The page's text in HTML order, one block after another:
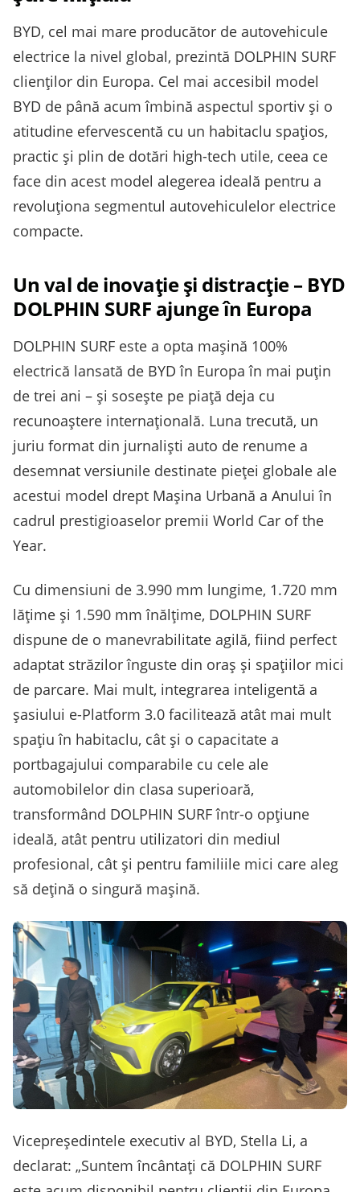
BYD, cel mai mare producător de autovehicule
electrice la nivel global, prezintă DOLPHIN SURF
clienților din Europa. Cel mai accesibil model
BYD de până acum îmbină aspectul sportiv și o
atitudine efervescentă cu un habitaclu spațios,
practic și plin de dotări high-tech utile, ceea ce
face din acest model alegerea ideală pentru a
revoluționa segmentul autovehiculelor electrice
compacte.
Un val de inovație și distracție – BYD
DOLPHIN SURF ajunge în Europa
DOLPHIN SURF este a opta mașină 100%
electrică lansată de BYD în Europa în mai puțin
de trei ani – și sosește pe piață deja cu
recunoaștere internațională. Luna trecută, un
juriu format din jurnaliști auto de renume a
desemnat versiunile destinate pieței globale ale
acestui model drept Mașina Urbană a Anului în
cadrul prestigioaselor premii World Car of the
Year.
Cu dimensiuni de 3.990 mm lungime, 1.720 mm
lățime și 1.590 mm înălțime, DOLPHIN SURF
dispune de o manevrabilitate agilă, fiind perfect
adaptat străzilor înguste din oraș și spațiilor mici
de parcare. Mai mult, integrarea inteligentă a
șasiului e-Platform 3.0 facilitează atât mai mult
spațiu în habitaclu, cât și o capacitate a
portbagajului comparabile cu cele ale
automobilelor din clasa superioară,
transformând DOLPHIN SURF într-o opțiune
ideală, atât pentru utilizatori din mediul
profesional, cât și pentru familiile mici care aleg
să dețină o singură mașină.
Vicepreședintele executiv al BYD, Stella Li, a
declarat: „Suntem încântați că DOLPHIN SURF